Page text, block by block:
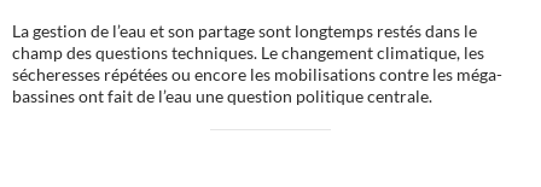
La gestion de l’eau et son partage sont longtemps restés dans le
champ des questions techniques. Le changement climatique, les
sécheresses répétées ou encore les mobilisations contre les méga-
bassines ont fait de l’eau une question politique centrale.